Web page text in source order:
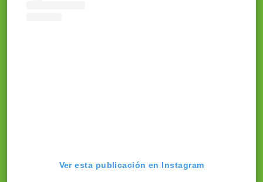
Ver esta publicación en Instagram